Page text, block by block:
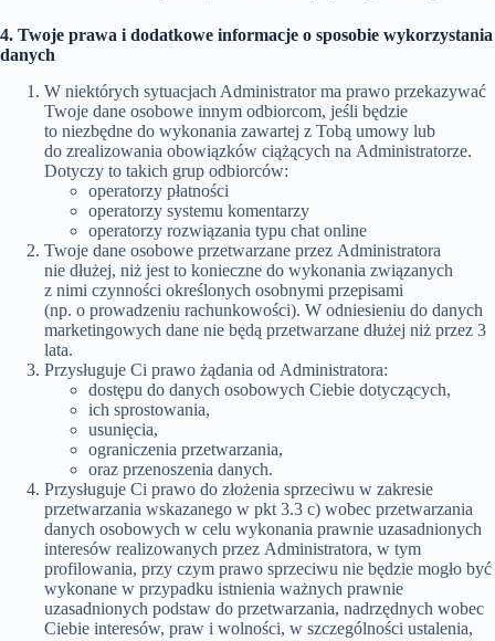
4. Twoje prawa i dodatkowe informacje o sposobie wykorzystania
danych
W niektórych sytuacjach Administrator ma prawo przekazywać
Twoje dane osobowe innym odbiorcom, jeśli będzie
to niezbędne do wykonania zawartej z Tobą umowy lub
do zrealizowania obowiązków ciążących na Administratorze.
Dotyczy to takich grup odbiorców:
operatorzy płatności
operatorzy systemu komentarzy
operatorzy rozwiązania typu chat online
Twoje dane osobowe przetwarzane przez Administratora
nie dłużej, niż jest to konieczne do wykonania związanych
z nimi czynności określonych osobnymi przepisami
(np. o prowadzeniu rachunkowości). W odniesieniu do danych
marketingowych dane nie będą przetwarzane dłużej niż przez 3
lata.
Przysługuje Ci prawo żądania od Administratora:
dostępu do danych osobowych Ciebie dotyczących,
ich sprostowania,
usunięcia,
ograniczenia przetwarzania,
oraz przenoszenia danych.
Przysługuje Ci prawo do złożenia sprzeciwu w zakresie
przetwarzania wskazanego w pkt 3.3 c) wobec przetwarzania
danych osobowych w celu wykonania prawnie uzasadnionych
interesów realizowanych przez Administratora, w tym
profilowania, przy czym prawo sprzeciwu nie będzie mogło być
wykonane w przypadku istnienia ważnych prawnie
uzasadnionych podstaw do przetwarzania, nadrzędnych wobec
Ciebie interesów, praw i wolności, w szczególności ustalenia,